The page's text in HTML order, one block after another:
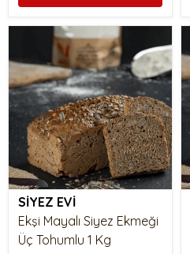
SİYEZ EVİ
Ekşi Mayalı Siyez Ekmeği
Üç Tohumlu 1 Kg